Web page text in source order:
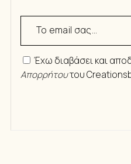
Έχω διαβάσει και
Απορρήτουτου